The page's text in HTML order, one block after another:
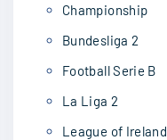
Championship
Bundesliga 2
Football Serie B
La Liga 2
League of Ireland